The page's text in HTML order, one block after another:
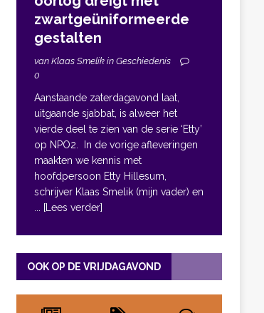
zwartgeüniformeerde
gestalten
van Klaas Smelik in Geschiedenis
0
Aanstaande zaterdagavond laat,
uitgaande sjabbat, is alweer het
vierde deel te zien van de serie ‘Etty’
op NPO2. In de vorige afleveringen
maakten we kennis met
hoofdpersoon Etty Hillesum,
schrijver Klaas Smelik (mijn vader) en
... [Lees verder]
OOK OP DE VRIJDAGAVOND